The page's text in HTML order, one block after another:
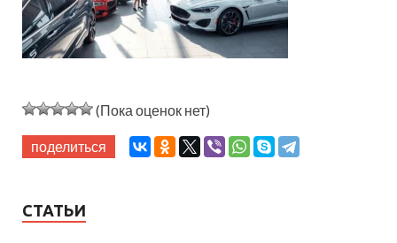
(Пока оценок нет)
поделиться
СТАТЬИ